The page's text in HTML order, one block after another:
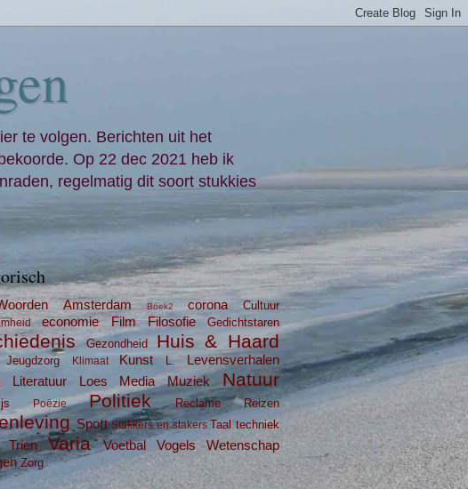
te volgen. Berichten uit het
Op 22 dec 2021 heb ik
regelmatig dit soort stukkies
Amsterdam Boek2 corona Cultuur
economie Film Filosofie Gedichtstaren
Gezondheid Huis & Haard
Jeugdzorg Klimaat Kunst L. Levensverhalen
Literatuur Loes Media Muziek Natuur
Poëzie Politiek Reclame Reizen
Sport Stakkers en stakers Taal techniek
Trien Varia Voetbal Vogels
Wetenschap
Zorg